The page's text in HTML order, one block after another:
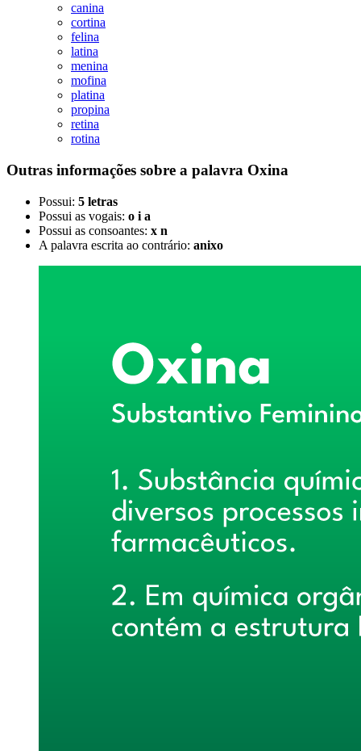
canina
cortina
felina
latina
menina
mofina
platina
propina
retina
rotina
Outras informações sobre a palavra Oxina
Possui: 5 letras
Possui as vogais: o i a
Possui as consoantes: x n
A palavra escrita ao contrário: anixo